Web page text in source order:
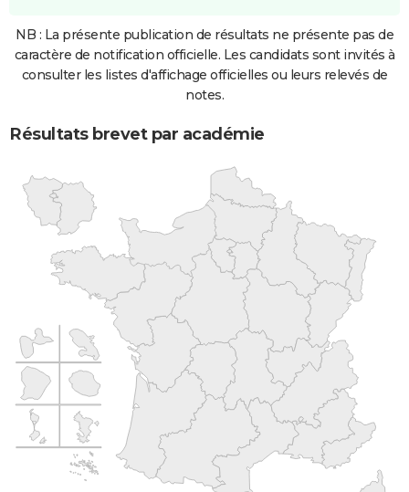
NB : La présente publication de résultats ne présente pas de
caractère de notification officielle. Les candidats sont invités à
consulter les listes d'affichage officielles ou leurs relevés de
notes.
Résultats brevet par académie